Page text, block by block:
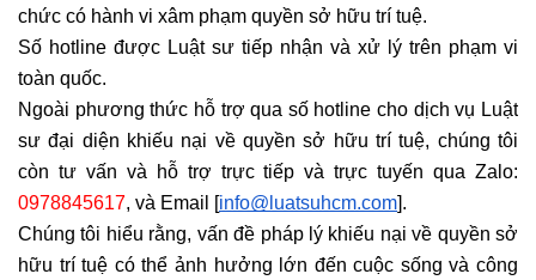
chức có hành vi xâm phạm quyền sở hữu trí tuệ.
Số hotline được Luật sư tiếp nhận và xử lý trên phạm vi
toàn quốc.
Ngoài phương thức hỗ trợ qua số hotline cho dịch vụ Luật
sư đại diện khiếu nại về quyền sở hữu trí tuệ, chúng tôi
0978845617, và Email [info@luatsuhcm.com].
Chúng tôi hiểu rằng, vấn đề pháp lý khiếu nại về quyền sở
hữu trí tuệ có thể ảnh hưởng lớn đến cuộc sống và công